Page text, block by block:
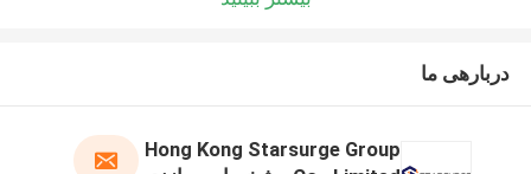
دربارهی ما
Hong Kong Starsurge Group